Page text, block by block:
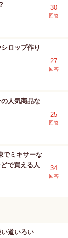
30
回答
ロップ作り
27
回答
人気商品な
25
回答
でミキサーな
で買える人
34
回答
い道いろい